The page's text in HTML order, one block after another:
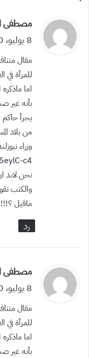
ي
ق
ل
مصطفى
8 يوليو، 2020 الساعة 11:58 ص
مقال
للمرأة في
اما
بأنه غير
يجرأ حاكم
من بلاد
وزراء
c4
نحن لابد
والكتب
ماقيل
رد
ي
ق
ل
مصطفى
8 يوليو، 2020 الساعة 11:56 ص
مقال
للمرأة في
اما
بأنه غير